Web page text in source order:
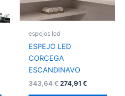
opciones
se
espejos led
ESPEJO LED
CORCEGA
ESCANDINAVO
343,64€ 274,91 €